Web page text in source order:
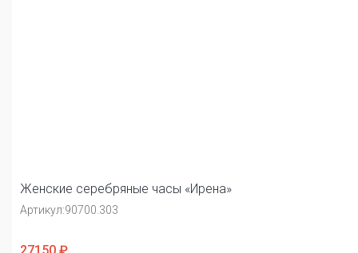
Женские серебряные часы «Ирена»
Артикул:90700.303